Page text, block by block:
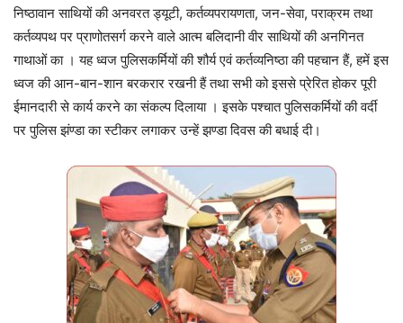
निष्ठावान साथियों की अनवरत ड्यूटी, कर्तव्यपरायणता, जन-सेवा, पराक्रम तथा
कर्तव्यपथ पर प्राणोतसर्ग करने वाले आत्म बलिदानी वीर साथियों की अनगिनत
गाथाओं का । यह ध्वज पुलिसकर्मियों की शौर्य एवं कर्तव्यनिष्ठा की पहचान हैं, हमें इस
ध्वज की आन-बान-शान बरकरार रखनी हैं तथा सभी को इससे प्रेरित होकर पूरी
ईमानदारी से कार्य करने का संकल्प दिलाया । इसके पश्चात पुलिसकर्मियों की वर्दी
पर पुलिस झंण्डा का स्टीकर लगाकर उन्हें झण्डा दिवस की बधाई दी।